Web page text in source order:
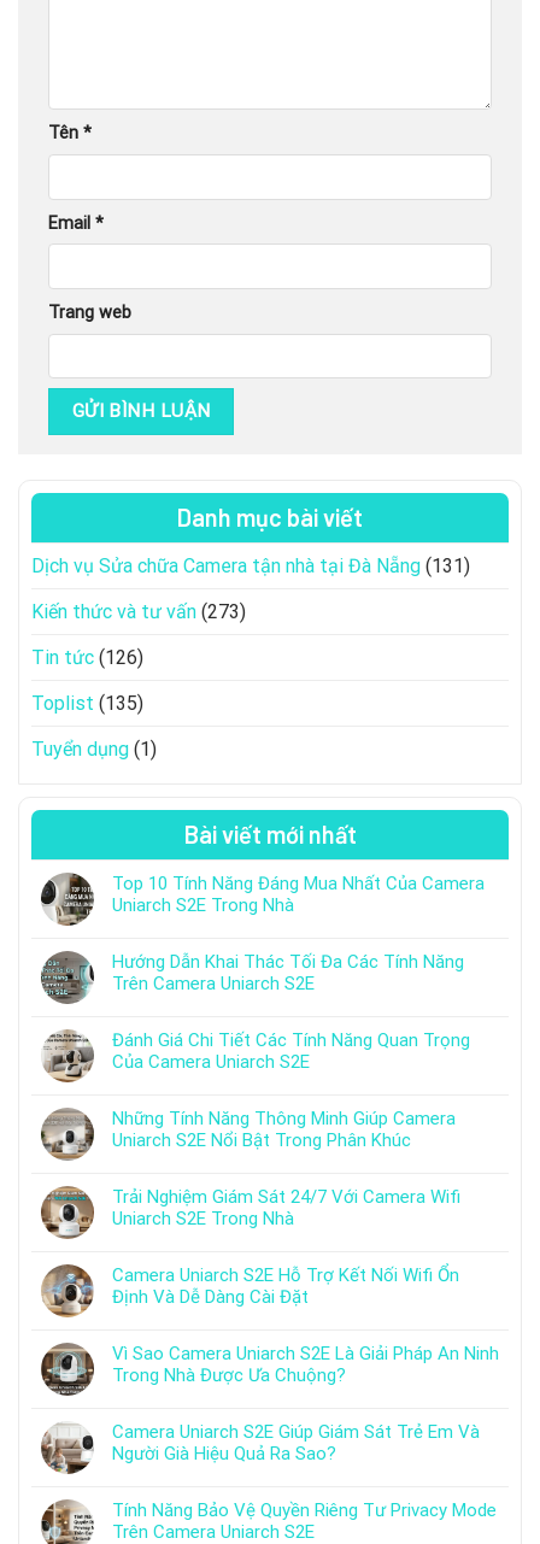
Tên *
Email *
Trang web
Danh mục bài viết
Dịch vụ Sửa chữa Camera tận nhà tại Đà Nẵng (131)
Kiến thức và tư vấn (273)
Tin tức (126)
Toplist (135)
Tuyển dụng (1)
Bài viết mới nhất
Top 10 Tính Năng Đáng Mua Nhất Của Camera
Uniarch S2E Trong Nhà
Hướng Dẫn Khai Thác Tối Đa Các Tính Năng
Trên Camera Uniarch S2E
Đánh Giá Chi Tiết Các Tính Năng Quan Trọng
Của Camera Uniarch S2E
Những Tính Năng Thông Minh Giúp Camera
Uniarch S2E Nổi Bật Trong Phân Khúc
Trải Nghiệm Giám Sát 24/7 Với Camera Wifi
Uniarch S2E Trong Nhà
Camera Uniarch S2E Hỗ Trợ Kết Nối Wifi Ổn
Định Và Dễ Dàng Cài Đặt
Vì Sao Camera Uniarch S2E Là Giải Pháp An Ninh
Trong Nhà Được Ưa Chuộng?
Camera Uniarch S2E Giúp Giám Sát Trẻ Em Và
Người Già Hiệu Quả Ra Sao?
Tính Năng Bảo Vệ Quyền Riêng Tư Privacy Mode
Trên Camera Uniarch S2E